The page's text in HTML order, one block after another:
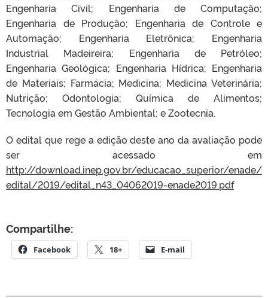
Engenharia Civil; Engenharia de Computação;
Engenharia de Produção; Engenharia de Controle e
Automação; Engenharia Eletrônica; Engenharia
Industrial Madeireira; Engenharia de Petróleo;
Engenharia Geológica; Engenharia Hídrica; Engenharia
de Materiais; Farmácia; Medicina; Medicina Veterinária;
Nutrição; Odontologia; Química de Alimentos;
Tecnologia em Gestão Ambiental; e Zootecnia.
O edital que rege a edição deste ano da avaliação pode
ser acessado em
http://download.inep.gov.br/educacao_superior/enade/
edital/2019/edital_n43_04062019-enade2019.pdf
Compartilhe:
Facebook 18+ E-mail